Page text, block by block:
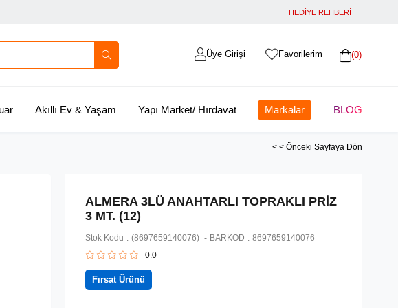
HEDİYE REHBERİ
0
Favorilerim
Üye Girişi
Akıllı Ev & Yaşam Yapı Market/ Hırdavat Markalar BLOG
< < Önceki Sayfaya Dön
ALMERA 3LÜ ANAHTARLI TOPRAKLI PRİZ
3 MT. (12)
Stok Kodu (8697659140076) BARKOD : 8697659140076
0.0
Fırsat Ürünü